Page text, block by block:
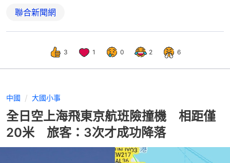
聯合新聞網
3 1 0 2 6
中國 大國小事
全日空上海飛東京航班險撞機 相距僅
20米 旅客：3次才成功降落